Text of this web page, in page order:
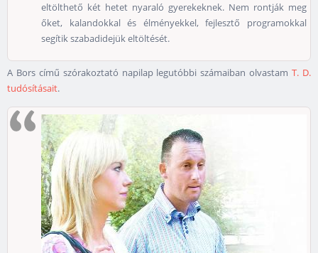
eltölthető két hetet nyaraló gyerekeknek. Nem rontják meg
őket, kalandokkal és élményekkel, fejlesztő programokkal
segítik szabadidejük eltöltését.
A Bors című szórakoztató napilap legutóbbi számaiban olvastamT. D.
tudósításait.